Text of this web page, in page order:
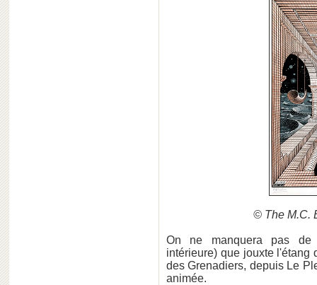
© The M.C.
On ne manquera pas de
intérieure) que jouxte l'étang
des Grenadiers, depuis Le
animée.